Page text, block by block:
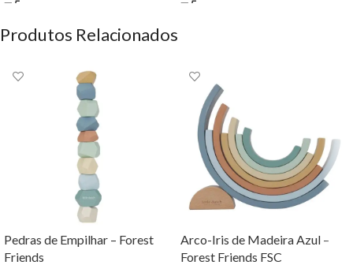
Produtos Relacionados
Pedras de Empilhar – Forest
Friends
Arco-Iris de Madeira Azul –
Forest Friends FSC